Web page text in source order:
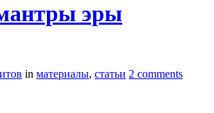
эры
in материалы, статьи 2 comments